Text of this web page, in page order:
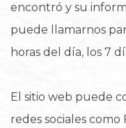
encontró y su
puede llamarnos
horas del día, los 7
El sitio web puede
redes sociales